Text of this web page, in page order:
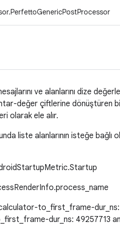
ve alanlarını dize
değer çiftlerine dönüştüren
olarak ele alır.
liste alanlarının isteğe bağlı
to_first_frame-
dur_ns: 49257713